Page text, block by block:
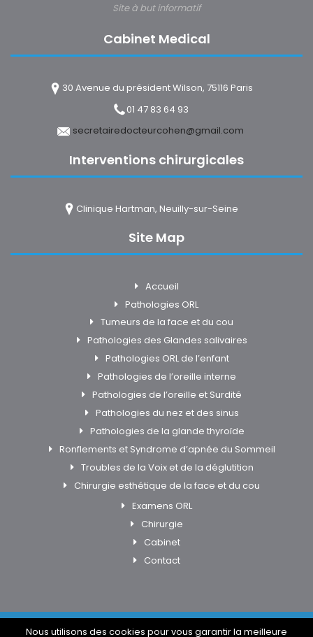
Site à but informatif
Cabinet Medical
30 Avenue du président Wilson, 75116 Paris
01 47 83 64 93
secretairedocteurcohen@gmail.com
Interventions chirurgicales
Clinique Hartman, Neuilly-sur-Seine
Site Map
Accueil
Pathologies ORL
Tumeurs de la face et du cou
Pathologies des Glandes salivaires
Pathologies ORL de l’enfant
Pathologies de l’oreille interne
Pathologies de l’oreille et Surdité
Pathologies du nez et des sinus
Pathologies de la glande thyroïde
Ronflements et Syndrome d’apnée du Sommeil
Troubles de la Voix et de la déglutition
Chirurgie esthétique de la face et du cou
Examens ORL
Chirurgie
Cabinet
Contact
Nous utilisons des cookies pour vous garantir la meilleure